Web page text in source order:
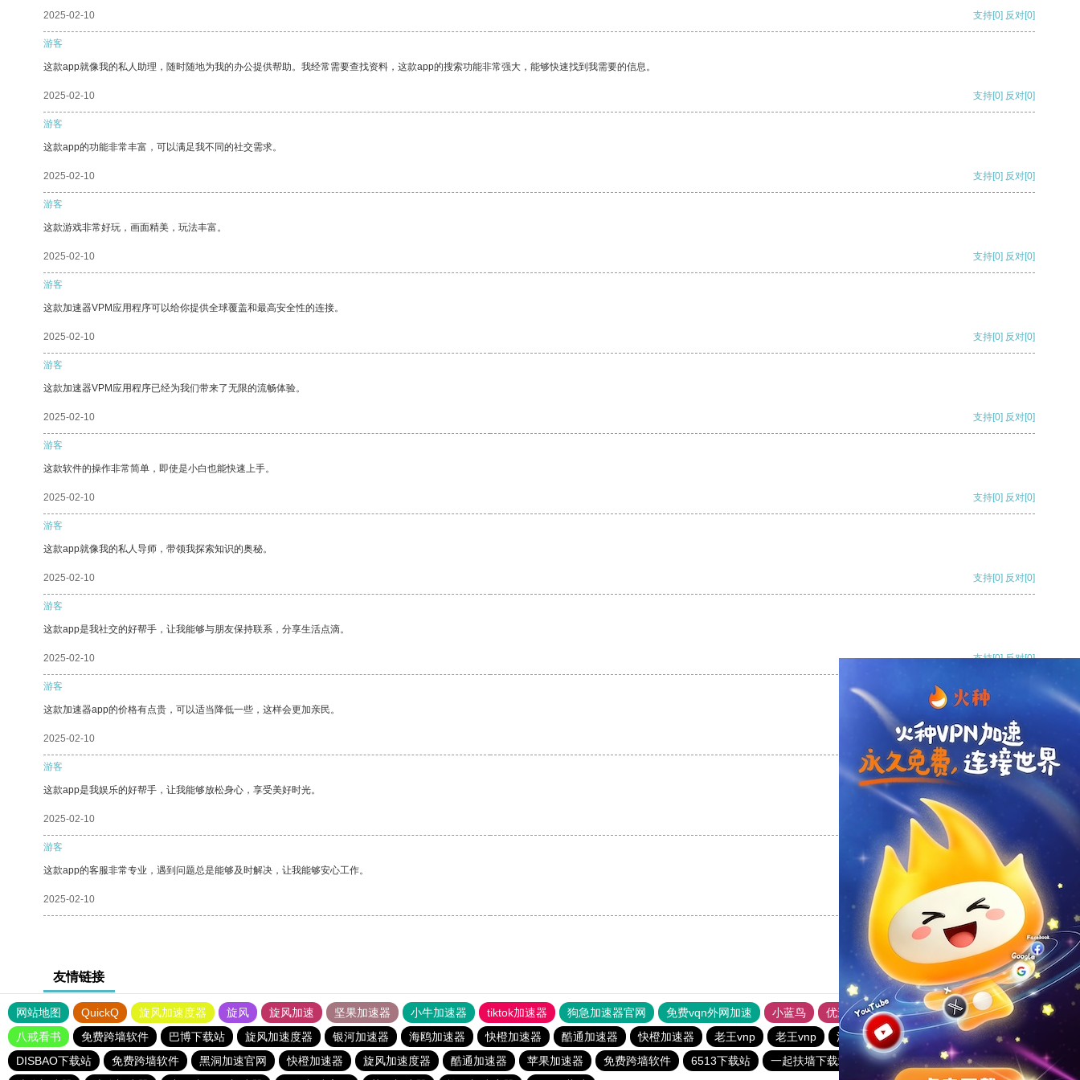
2025-02-10 支持[0] 反对[0]
游客
这款app就像我的私人助理，随时随地为我的办公提供帮助。我经常需要查找资料，这款app的搜索功能非常强大，能够快速找到我需要的信息。
2025-02-10 支持[0] 反对[0]
游客
这款app的功能非常丰富，可以满足我不同的社交需求。
2025-02-10 支持[0] 反对[0]
游客
这款游戏非常好玩，画面精美，玩法丰富。
2025-02-10 支持[0] 反对[0]
游客
这款加速器VPM应用程序可以给你提供全球覆盖和最高安全性的连接。
2025-02-10 支持[0] 反对[0]
游客
这款加速器VPM应用程序已经为我们带来了无限的流畅体验。
2025-02-10 支持[0] 反对[0]
游客
这款软件的操作非常简单，即使是小白也能快速上手。
2025-02-10 支持[0] 反对[0]
游客
这款app就像我的私人导师，带领我探索知识的奥秘。
2025-02-10 支持[0] 反对[0]
游客
这款app是我社交的好帮手，让我能够与朋友保持联系，分享生活点滴。
2025-02-10 支持[0] 反对[0]
游客
这款加速器app的价格有点贵，可以适当降低一些，这样会更加亲民。
2025-02-10 支持[0] 反对
游客
这款app是我娱乐的好帮手，让我能够放松身心，享受美好时光。
2025-02-10 支持
游客
这款app的客服非常专业，遇到问题总是能够及时解决，让我能够安心工作。
2025-02-10 支持 反对 [0]
友情链接
网站地图 QuickQ 旋风加速度器 旋风 旋风加速 坚果加速器 小牛加速器 tiktok加速器 狗急加速器官网 免费vqn外网加速 小蓝鸟 优途加速器官网 风驰加速器
旋风加速器
八戒看书
免费跨墙软件 巴博下载站 旋风加速度器 银河加速器 海鸥加速器 快橙加速器 酷通加速器 快橙加速器 老王vnp 老王vnp 油管加速器
西柚加速器
DISBAO下载站
免费跨墙软件 黑洞加速官网 快橙加速器 旋风加速度器 酷通加速器 苹果加速器 免费跨墙软件 6513下载站 一起扶墙下载站 CHK下载站 quickq
快橙加速器